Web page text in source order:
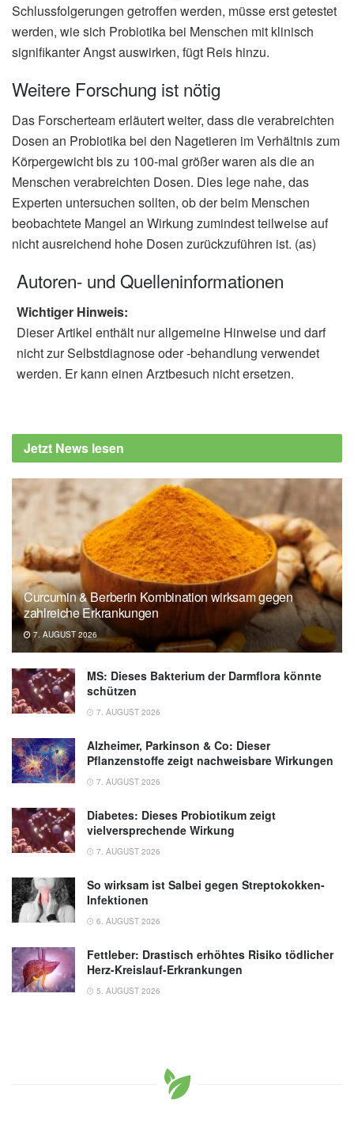
Schlussfolgerungen getroffen werden, müsse erst getestet
werden, wie sich Probiotika bei Menschen mit klinisch
signifikanter Angst auswirken, fügt Reis hinzu.
Weitere Forschung ist nötig
Das Forscherteam erläutert weiter, dass die verabreichten
Dosen an Probiotika bei den Nagetieren im Verhältnis zum
Körpergewicht bis zu 100-mal größer waren als die an
Menschen verabreichten Dosen. Dies lege nahe, das
Experten untersuchen sollten, ob der beim Menschen
beobachtete Mangel an Wirkung zumindest teilweise auf
nicht ausreichend hohe Dosen zurückzuführen ist. (as)
Autoren- und Quelleninformationen
Wichtiger Hinweis:
Dieser Artikel enthält nur allgemeine Hinweise und darf
nicht zur Selbstdiagnose oder -behandlung verwendet
werden. Er kann einen Arztbesuch nicht ersetzen.
Jetzt News lesen
Curcumin & Berberin Kombination wirksam gegen
zahlreiche Erkrankungen
7. AUGUST 2026
MS: Dieses Bakterium der Darmflora könnte
schützen
7. AUGUST 2026
Alzheimer, Parkinson & Co: Dieser
Pflanzenstoffe zeigt nachweisbare Wirkungen
7. AUGUST 2026
Diabetes: Dieses Probiotikum zeigt
vielversprechende Wirkung
7. AUGUST 2026
So wirksam ist Salbei gegen Streptokokken-
Infektionen
6. AUGUST 2026
Fettleber: Drastisch erhöhtes Risiko tödlicher
Herz-Kreislauf-Erkrankungen
5. AUGUST 2026